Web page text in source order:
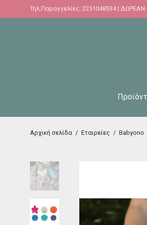
Τηλ.Παραγγελίες: 2251048534 |
Αρχική σελίδα / Εταιρείες / Babyono